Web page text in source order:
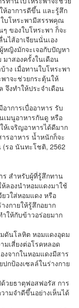
ห้อาการดีขึ้น และรู้สึก
บโหระพามีสรรพคุณ
ของใบโหระพา ก็จะ
ไส้อาเจียนนั่นเอง
งมักจะเจอกับปัญหา
าสองครั้งในเดือน
าง เมื่อทานใบโหระพา
าจะช่วยกระตุ้นให้
จึงทำให้ประจำเดือน
ารเบื่ออาหาร รับ
เมนูอาหารกันดู หรือ
ห้เจริญอาหารได้ดีมาก
รอาหาร น้ำหนักก็จะ
รอ นันทะโชติ, 2562
สำหรับผู้ที่รู้สึกทาน
ห้ลองนำหอมแดงมาใช้
ยวใส่หอมแดง หรือ
กายให้รู้สึกอยาก
ให้กับข้าวอร่อยมาก
โลหิต หอมแดงอุดม
มเสี่ยงต่อโรคหลอด
งจากในหอมแดงมีสาร
กป้องเซลล์ในร่างกาย
ยธาตุฟอสฟอรัส การ
ามจำดีขึ้นอย่างเห็นได้